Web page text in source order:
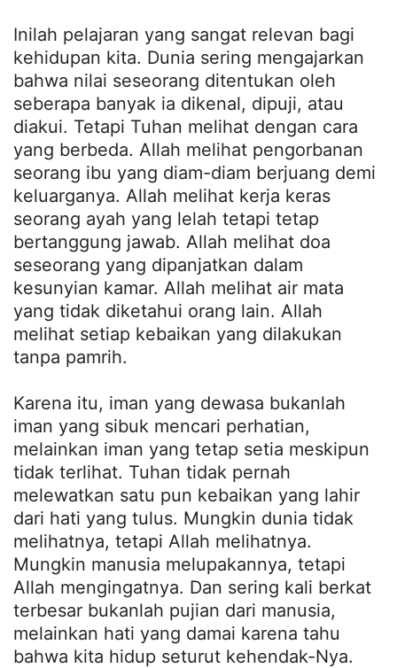
Inilah pelajaran yang sangat relevan bagi
kehidupan kita. Dunia sering mengajarkan
bahwa nilai seseorang ditentukan oleh
seberapa banyak ia dikenal, dipuji, atau
diakui. Tetapi Tuhan melihat dengan cara
yang berbeda. Allah melihat pengorbanan
seorang ibu yang diam-diam berjuang demi
keluarganya. Allah melihat kerja keras
seorang ayah yang lelah tetapi tetap
bertanggung jawab. Allah melihat doa
seseorang yang dipanjatkan dalam
kesunyian kamar. Allah melihat air mata
yang tidak diketahui orang lain. Allah
melihat setiap kebaikan yang dilakukan
tanpa pamrih.
Karena itu, iman yang dewasa bukanlah
iman yang sibuk mencari perhatian,
melainkan iman yang tetap setia meskipun
tidak terlihat. Tuhan tidak pernah
melewatkan satu pun kebaikan yang lahir
dari hati yang tulus. Mungkin dunia tidak
melihatnya, tetapi Allah melihatnya.
Mungkin manusia melupakannya, tetapi
Allah mengingatnya. Dan sering kali berkat
terbesar bukanlah pujian dari manusia,
melainkan hati yang damai karena tahu
bahwa kita hidup seturut kehendak-Nya.